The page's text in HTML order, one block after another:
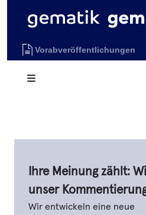
Vorabveröffentlichungen
Ihre Meinung zählt:
unser
Wir entwickeln eine neue